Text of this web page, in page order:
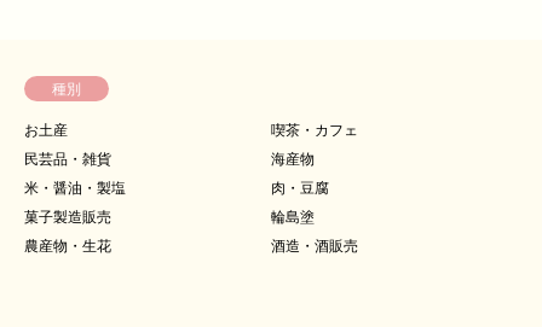
種別
お土産
喫茶・カフェ
民芸品・雑貨
海産物
米・醤油・製塩
肉・豆腐
菓子製造販売
輪島塗
農産物・生花
酒造・酒販売